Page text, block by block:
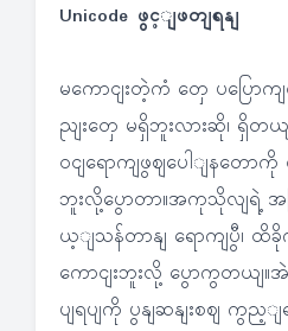
Unicode ဖွင့ျဖတျရနျ
မကောငျးတဲ့ကံ တှေ ပပြောက
ညျးတှေ မရှိဘူးလားဆို၊ ရှိတ
ဝငျရောကျဖွဈပေါျနတေ
ဘူးလို့ပွောတာ။အကုသိုလျရဲ့
ယ့ျသန်တာနျ ရောကျပွီ၊ ထိ
ကောငျးဘူးလို့ ပွောကွတယျ။
ပျရပျကို ပွနျဆနျးစဈ ကွည့